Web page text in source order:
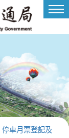
停車月票登記及